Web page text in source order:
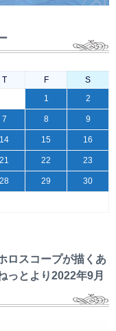
T F
S
1
2
7 8 9
14 15 16
21 22 23
28 29 30
ロスコープが描くあ
っとより2022年9月